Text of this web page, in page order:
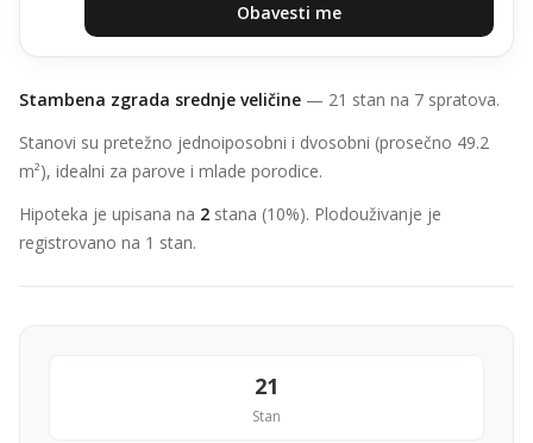
Obavesti me
Stambena zgrada srednje veličine — 21 stan na 7 spratova.
Stanovi su pretežno jednoiposobni i dvosobni (prosečno 49.2
m²), idealni za parove i mlade porodice.
Hipoteka je upisana na 2 stana (10%). Plodouživanje je
registrovano na 1 stan.
21
Stan